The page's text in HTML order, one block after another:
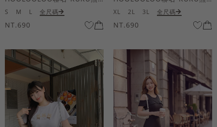
S M L 全尺碼
NT.690
XL 2L 3L 全尺碼
NT.690